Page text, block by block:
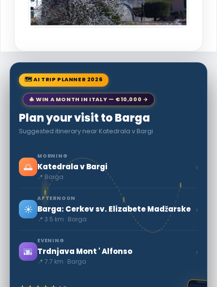
🗺 AI TRIP PLANNER 2026
🎄 WIN A MONTH IN ITALY — €10,000 →
Plan your visit to Barga
Suggested itinerary near Katedrala v Bargi
🌅
MORNING
Katedrala v Bargi
📍 Barga
›
☀️
AFTERNOON
Barga: Cerkev sv. Elizabete Madžarske
📍 3.5 km · Barga
›
🌆
EVENING
Trdnjava Mont ' Alfonso
📍 7.7 km · Barga
›